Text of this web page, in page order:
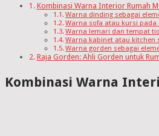
Kombinasi Warna Interior Rumah
Warna dinding sebagai
Warna sofa atau kursi pada
Warna lemari dan tempat
Warna kabinet atau kitchen
Warna gorden sebagai
Raja Gorden: Ahli Gorden untuk
Kombinasi Warna